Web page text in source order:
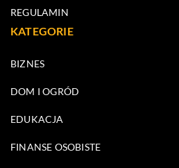
REGULAMIN
KATEGORIE
BIZNES
DOM I OGRÓD
EDUKACJA
FINANSE OSOBISTE